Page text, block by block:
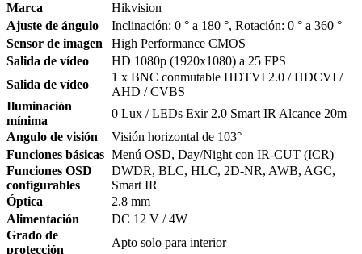
Marca
Hikvision
Ajuste de ángulo
Inclinación: 0 ° a 180 °, Rotación: 0 ° a 360 °
Sensor de imagen
High Performance CMOS
Salida de vídeo
HD 1080p (1920x1080) a 25 FPS
Salida de vídeo
1 x BNC conmutable HDTVI 2.0 / HDCVI /
AHD / CVBS
Iluminación
mínima
0 Lux / LEDs Exir 2.0 Smart IR Alcance 20m
Angulo de visión
Visión horizontal de 103°
Funciones básicas Menú OSD, Day/Night con IR-CUT (ICR)
Funciones OSD
configurables
DWDR, BLC, HLC, 2D-NR, AWB, AGC,
Smart IR
Óptica
2.8 mm
Alimentación
DC 12 V / 4W
Grado de
protección
Apto solo para interior